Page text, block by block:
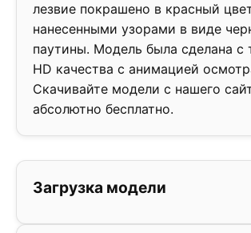
лезвие покрашено в красный
нанесенными узорами в виде
паутины. Модель была сделана с
HD качества с анимацией
Скачивайте модели с нашего
абсолютно бесплатно.
Загрузка модели